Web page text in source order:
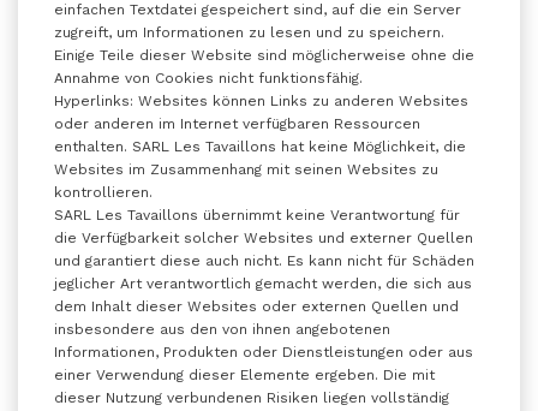
einfachen Textdatei gespeichert sind, auf die ein Server
zugreift, um Informationen zu lesen und zu speichern.
Einige Teile dieser Website sind möglicherweise ohne die
Annahme von Cookies nicht funktionsfähig.
Hyperlinks: Websites können Links zu anderen Websites
oder anderen im Internet verfügbaren Ressourcen
enthalten. SARL Les Tavaillons hat keine Möglichkeit, die
Websites im Zusammenhang mit seinen Websites zu
kontrollieren.
SARL Les Tavaillons übernimmt keine Verantwortung für
die Verfügbarkeit solcher Websites und externer Quellen
und garantiert diese auch nicht. Es kann nicht für Schäden
jeglicher Art verantwortlich gemacht werden, die sich aus
dem Inhalt dieser Websites oder externen Quellen und
insbesondere aus den von ihnen angebotenen
Informationen, Produkten oder Dienstleistungen oder aus
einer Verwendung dieser Elemente ergeben. Die mit
dieser Nutzung verbundenen Risiken liegen vollständig